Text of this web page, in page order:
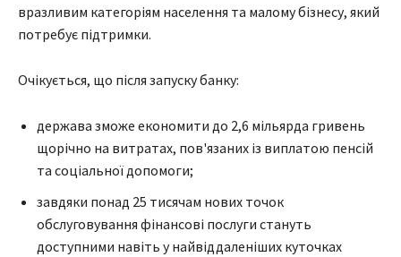
вразливим категоріям населення та малому бізнесу, який
потребує підтримки.
Очікується, що після запуску банку:
держава зможе економити до 2,6 мільярда гривень
щорічно на витратах, пов'язаних із виплатою пенсій
та соціальної допомоги;
завдяки понад 25 тисячам нових точок
обслуговування фінансові послуги стануть
доступними навіть у найвіддаленіших куточках